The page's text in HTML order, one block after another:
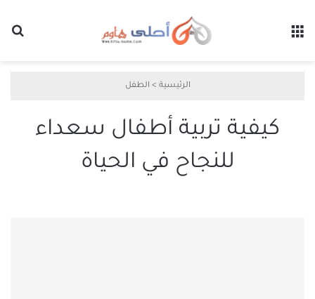
الرئيسية > الطفل
كيفية تربية أطفال سعداء
للنجاح في الحياة